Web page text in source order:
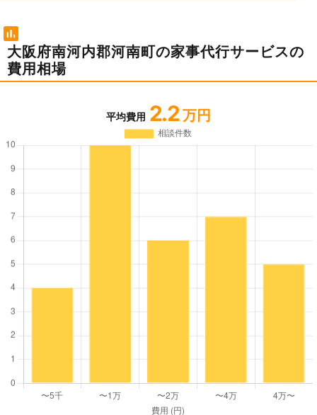
大阪府南河内郡河南町の家事代行サービスの
費用相場
平均費用 2.2 万円